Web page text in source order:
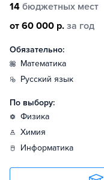
14 бюджетных мест
от 60 000 р. за год
Обязательно:
математика
русский язык
По выбору:
физика
химия
информатика